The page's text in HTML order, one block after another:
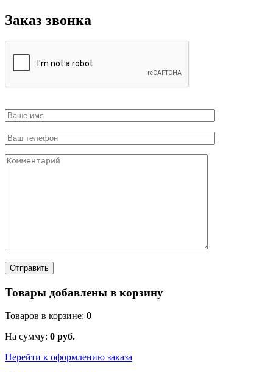
Заказ звонка
Товары добавлены в корзину
Товаров в корзине: 0
На сумму: 0 руб.
Перейти к оформлению заказа